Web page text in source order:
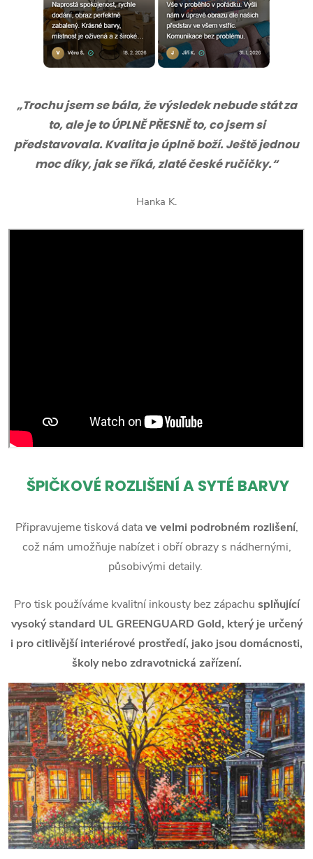
„Trochu jsem se bála, že výsledek nebude stát za
to, ale je to ÚPLNĚ PŘESNĚ to, co jsem si
představovala. Kvalita je úplně boží. Ještě jednou
moc díky, jak se říká, zlaté české ručičky.“
Hanka K.
ŠPIČKOVÉ ROZLIŠENÍ A SYTÉ BARVY
Připravujeme tisková datave velmi podrobném rozlišení,
což nám umožňuje nabízet i obří obrazy s nádhernými,
působivými detaily.
Pro tisk používáme kvalitní inkousty bez zápachu splňující
vysoký standard UL GREENGUARD Gold, který je určený
i pro citlivější interiérové prostředí, jako jsou domácnosti,
školy nebo zdravotnická zařízení.